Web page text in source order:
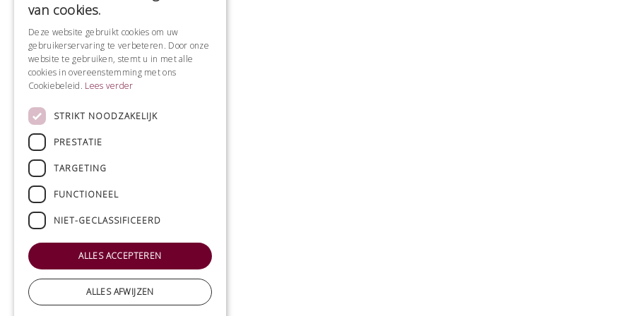
van cookies.
Deze website gebruikt cookies om uw
gebruikerservaring te verbeteren. Door onze
website te gebruiken, stemt u in met alle
cookies in overeenstemming met ons
Cookiebeleid. Lees verder
STRIKT NOODZAKELIJK
PRESTATIE
TARGETING
FUNCTIONEEL
NIET-GECLASSIFICEERD
ALLES ACCEPTEREN
ALLES AFWIJZEN